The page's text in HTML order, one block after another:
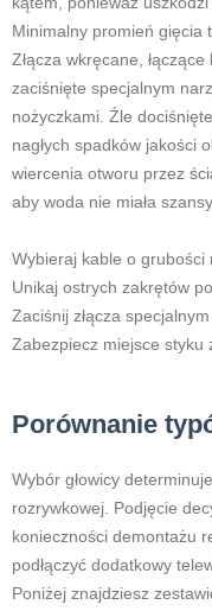
Minimalny promień gięcia
Złącza wkręcane,
zaciśnięte specjalnym
nożyczkami. Źle
nagłych spadków jakości
wiercenia otworu przez
aby woda nie miała
Wybieraj kable o
Unikaj ostrych zakrętów
Zaciśnij złącza
Zabezpiecz miejsce styku
Porównanie
Wybór głowicy
rozrywkowej. Podjęcie
konieczności demontażu
podłączyć dodatkowy
Poniżej znajdziesz